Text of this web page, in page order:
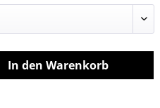
In den Warenkorb